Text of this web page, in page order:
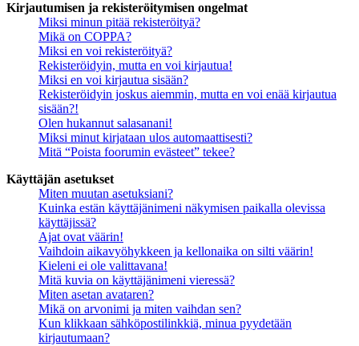
Kirjautumisen ja rekisteröitymisen ongelmat
Miksi minun pitää rekisteröityä?
Mikä on COPPA?
Miksi en voi rekisteröityä?
Rekisteröidyin, mutta en voi kirjautua!
Miksi en voi kirjautua sisään?
Rekisteröidyin joskus aiemmin, mutta en voi enää kirjautua
sisään?!
Olen hukannut salasanani!
Miksi minut kirjataan ulos automaattisesti?
Mitä “Poista foorumin evästeet” tekee?
Käyttäjän asetukset
Miten muutan asetuksiani?
Kuinka estän käyttäjänimeni näkymisen paikalla olevissa
käyttäjissä?
Ajat ovat väärin!
Vaihdoin aikavyöhykkeen ja kellonaika on silti väärin!
Kieleni ei ole valittavana!
Mitä kuvia on käyttäjänimeni vieressä?
Miten asetan avataren?
Mikä on arvonimi ja miten vaihdan sen?
Kun klikkaan sähköpostilinkkiä, minua pyydetään
kirjautumaan?